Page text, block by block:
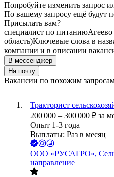
Попробуйте изменить запрос
По вашему запросу ещё будут
Присылать вам?
специалист по питанию
область)Ключевые слова в
компании и в описании
В мессенджер
На почту
Вакансии по похожим
Тракторист
200 000 – 300 000 ₽ за
Опыт 1-3 года
Выплаты: Раз в месяц
ООО «РУСАГРО»,
направление